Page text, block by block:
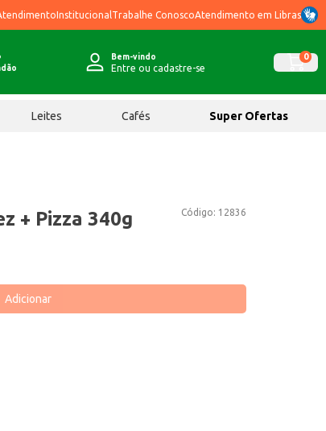
Institucional Trabalhe ConoscoAtendimento em Libras
Bem-vindo
Entre ou cadastre-se
0
Leites Cafés Super Ofertas
Código: 12836
+ Pizza 340g
Adicionar